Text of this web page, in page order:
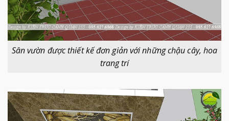
Sân vườn được thiết kế đơn giản với những chậu cây, hoa
trang trí